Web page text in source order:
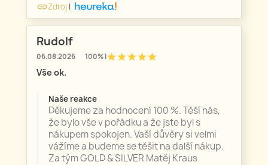
linkZdroj |
Rudolf
06.08.2026 100% |starstarstarstarstar
Vše ok.
Naše reakce
Děkujeme za hodnocení 100 %. Těší nás,
že bylo vše v pořádku a že jste byl s
nákupem spokojen. Vaší důvěry si velmi
vážíme a budeme se těšit na další nákup.
Za tým GOLD & SILVER Matěj Kraus